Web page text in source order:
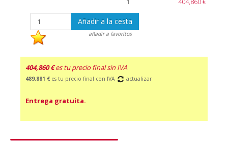
Añadir a la cesta
añadir a favoritos
404,860 € es tu precio final sin IVA
489,881 € es tu precio final con IVA actualizar
Entrega gratuita.